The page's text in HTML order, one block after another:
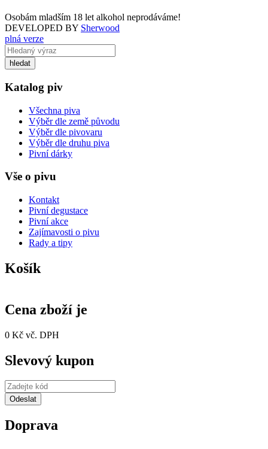
Osobám mladším 18 let alkohol neprodáváme!
DEVELOPED BY Sherwood
plná verze
Katalog piv
Všechna piva
Výběr dle země původu
Výběr dle pivovaru
Výběr dle druhu piva
Pivní dárky
Vše o pivu
Kontakt
Pivní degustace
Pivní akce
Zajímavosti o pivu
Rady a tipy
Košík
Cena zboží je
0 Kč vč. DPH
Slevový kupon
Doprava